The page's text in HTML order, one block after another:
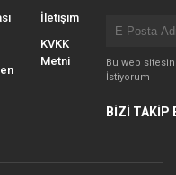
İletişim
KVKK
Metni
Bu web
İstiyorum
BİZİ TAKİP